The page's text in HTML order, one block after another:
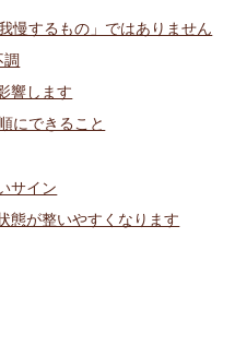
慢するもの」ではありません
響します
にできること
サイン
態が整いやすくなります